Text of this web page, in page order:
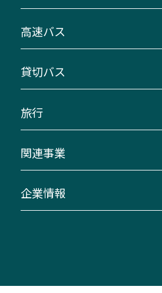
主要停留所案内図・時刻表
路線バスのご利用方法
三重交通接近情報バスロケー
ダイヤ改正情報
迂回・休止について
臨時バスについて
伊勢二見鳥羽周遊バスCANばす
「みえブルーライン」（三重
神都ライナー
高速バス
南紀・VISON～横浜・東京・埼
伊賀～名古屋
南紀～VISON～名古屋
湯の山温泉～名古屋
桑名・長島温泉・金城ふ頭駅
（休止中）
お客様駐車場のご案内
貸切バス
貸切バスのご利用について
お問い合わせ
旅行
貸切バス団体旅行
美し国周遊ばす
関連事業
自家用自動車車両運行管理
企業情報